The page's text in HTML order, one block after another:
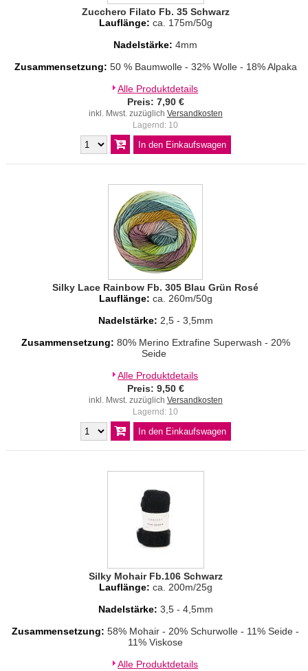
Zucchero Filato Fb. 35 Schwarz
Lauflänge: ca. 175m/50g
Nadelstärke: 4mm
Zusammensetzung: 50 % Baumwolle - 32% Wolle - 18% Alpaka
Alle Produktdetails
Preis: 7,90 €
inkl. Mwst. zuzüglich Versandkosten
Lagernd: 10
Silky Lace Rainbow Fb. 305 Blau Grün Rosé
Lauflänge: ca. 260m/50g
Nadelstärke: 2,5 - 3,5mm
Zusammensetzung: 80% Merino Extrafine Superwash - 20%
Seide
Alle Produktdetails
Preis: 9,50 €
inkl. Mwst. zuzüglich Versandkosten
Lagernd: 10
Silky Mohair Fb.106 Schwarz
Lauflänge: ca. 200m/25g
Nadelstärke: 3,5 - 4,5mm
Zusammensetzung:58% Mohair - 20% Schurwolle - 11% Seide -
11% Viskose
Alle Produktdetails